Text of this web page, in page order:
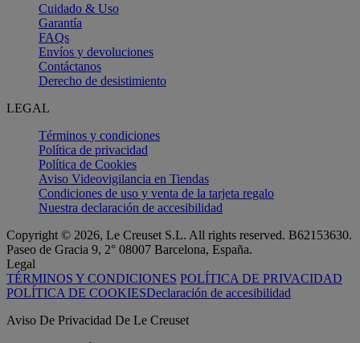
Cuidado & Uso
Garantía
FAQs
Envíos y devoluciones
Contáctanos
Derecho de desistimiento
LEGAL
Términos y condiciones
Política de privacidad
Política de Cookies
Aviso Videovigilancia en Tiendas
Condiciones de uso y venta de la tarjeta regalo
Nuestra declaración de accesibilidad
Copyright © 2026, Le Creuset S.L. All rights reserved. B62153630.
Paseo de Gracia 9, 2° 08007 Barcelona, España.
Legal
TÉRMINOS Y CONDICIONES POLÍTICA DE PRIVACIDAD
POLÍTICA DE COOKIESDeclaración de accesibilidad
Aviso De Privacidad De Le Creuset